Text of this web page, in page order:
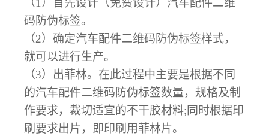
（1）首先设计（免费设计） 汽车配件二维
码防伪标签。
（2）确定汽车配件二维码防伪标签样式，
就可以进行生产。
（3）出菲林。 在此过程中主要是根据不同
的汽车配件二维码防伪标签数量，规格及制
作要求，裁切适宜的不干胶材料;同时根据印
刷要求出片，即印刷用菲林片。